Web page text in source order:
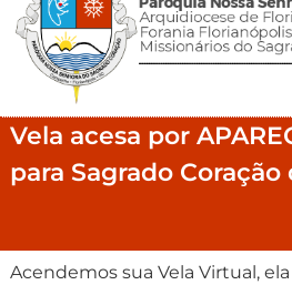
Vela acesa por
para Sagrado Coração
Acendemos sua Vela Virtual,